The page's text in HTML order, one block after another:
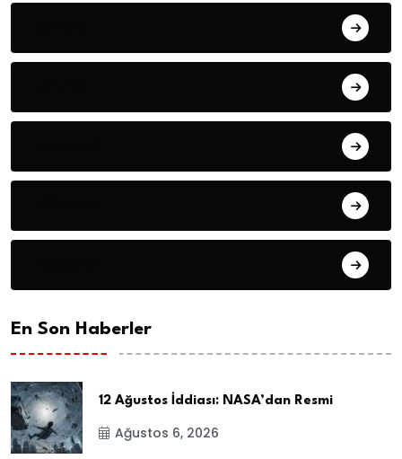
En Son Haberler
12 Ağustos İddiası: NASA’dan Resmi
Ağustos 6, 2026